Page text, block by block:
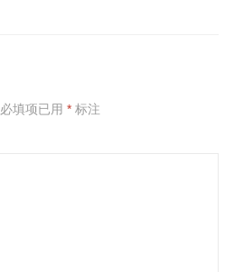
必填项已用 *标注